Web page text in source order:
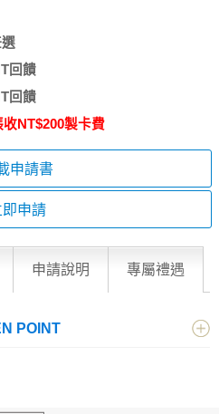
回饋
回饋
NT$200製卡費
申請書
即申請
申請說明 專屬禮遇
POINT